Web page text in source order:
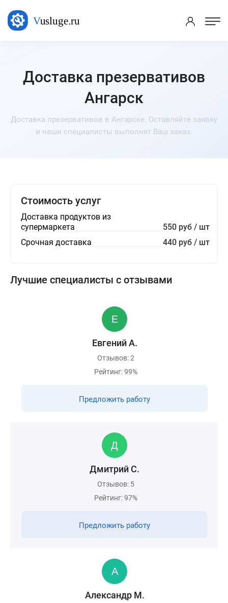
Доставка презервативов
Ангарск
Доставка презервативов в Ангарске. Оставляйте заявку
и наши специалисты выполнят Ваш заказ.
Стоимость услуг
Доставка продуктов из
супермаркета
550 руб / шт
Срочная доставка
440 руб / шт
Лучшие специалисты с отзывами
Евгений А.
Отзывов: 2
Рейтинг: 99%
Предложить работу
Дмитрий С.
Отзывов: 5
Рейтинг: 97%
Предложить работу
Александр М.